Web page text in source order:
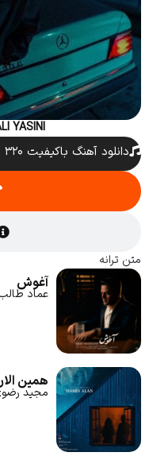
آغوش
عماد
همین
مجید
YASINI
دانلود آهنگ باکیفیت ۳۲۰
متن ترانه